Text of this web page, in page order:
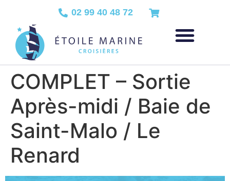
02 99 40 48 72
COMPLET – Sortie
Après-midi / Baie de
Saint-Malo / Le
Renard